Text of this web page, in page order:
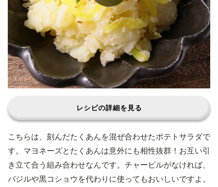
レシピの詳細を見る
こちらは、刻んだたくあんを混ぜ合わせたポテトサラダで
す。マヨネーズとたくあんは意外にも相性抜群！お互い引
き立て合う組み合わせなんです。チャービルがなければ、
バジルや黒コショウを代わりに使ってもおいしいですよ。